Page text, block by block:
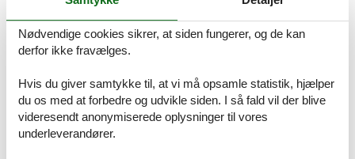
Frommes
Layout:
Køkken(komfur(Komfur med fire kogeplader, glaskeramisk),
mikrobølgeovn, opvaskemaskine , køle-fryseskab),
soveværelse(køjeseng), badeværelse(bruser, håndvask, toilet),
terrasse) På 1. etage: (soveværelse(dobbeltseng), soveværelse(2x
Nødvendige cookies sikrer, at siden fungerer, og de kan
derfor ikke fravælges.
Hvis du giver samtykke til, at vi må opsamle statistik, hjælper
du os med at forbedre og udvikle siden. I så fald vil der blive
videresendt anonymiserede oplysninger til vores
underleverandører.